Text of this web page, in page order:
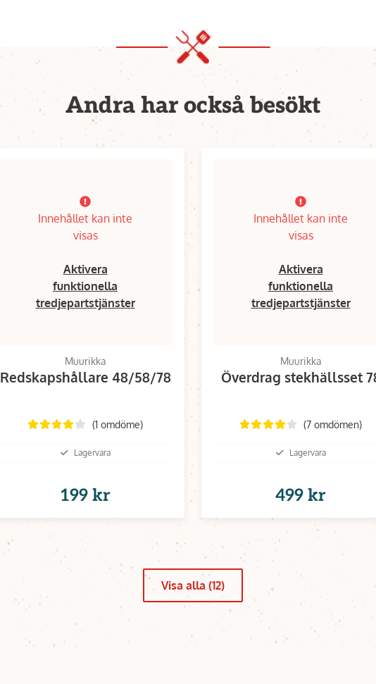
Andra har också besökt
Innehållet kan inte
visas
Aktivera
funktionella
tredjepartstjänster
Muurikka
Redskapshållare 48/58/78
(1 omdöme)
Lagervara
199 kr
Innehållet kan inte
visas
Aktivera
funktionella
tredjepartstjänster
Muurikka
Överdrag stekhällsset
(7 omdömen)
Lagervara
499 kr
Visa alla (12)